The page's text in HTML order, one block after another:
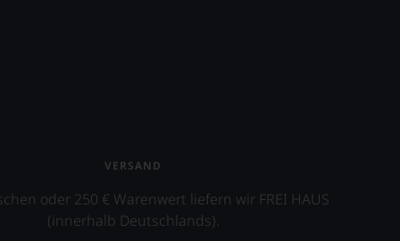
VERSAND
oder 250 € Warenwert liefern wir FREI HAUS
(innerhalb Deutschlands).